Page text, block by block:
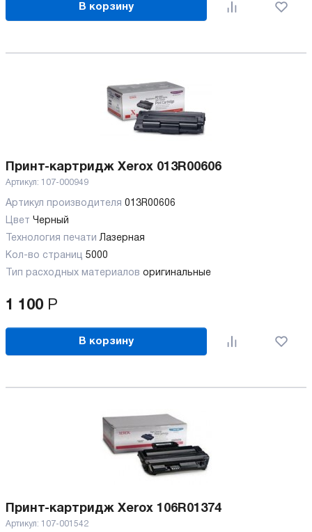
В корзину
Принт-картридж Xerox 013R00606
Артикул: 107-000949
Артикул производителя 013R00606
Цвет Черный
Технология печатиЛазерная
Кол-во страниц 5000
Тип расходных материалов оригинальные
1 100 Р
В корзину
Принт-картридж Xerox 106R01374
Артикул: 107-001542